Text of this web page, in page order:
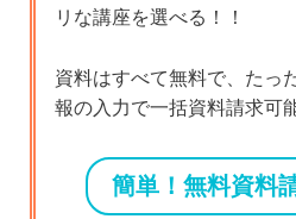
リな講座を選べる！！
資料はすべて無料で、たっ
報の入力で一括資料請求可
簡単！無料資料